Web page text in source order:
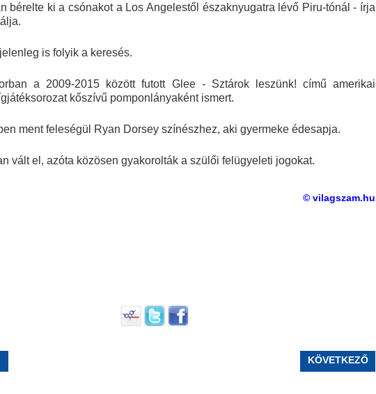
bérelte ki a csónakot a Los Angelestől északnyugatra lévő Piru-tónál - írja
is folyik a keresés.
a 2009-2015 között futott Glee - Sztárok leszünk! című amerikai
kőszívű pomponlányaként ismert.
ment feleségül Ryan Dorsey színészhez, aki gyermeke édesapja.
vált el, azóta közösen gyakorolták a szülői felügyeleti jogokat.
© vilagszam.hu
KÖVETKEZŐ